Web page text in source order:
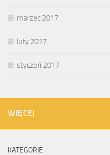
marzec 2017
luty 2017
styczeń 2017
WIĘCEJ
KATEGORIE